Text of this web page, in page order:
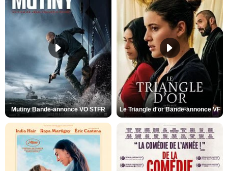
Mutiny Bande-annonce VO STFR Le Triangle d'or Bande-annonce VF